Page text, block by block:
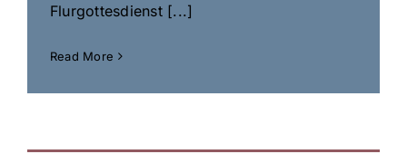
Flurgottesdienst [...]
Read More